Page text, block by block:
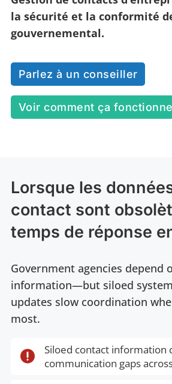
la sécurité et la conformité
gouvernemental.
Parlez à un conseiller
Voir comment ça fonctionne
Lorsque les
contact sont
temps de réponse
Government agencies depend
information—but siloed
updates slow coordination
most.

Siloed contact information
communication gaps